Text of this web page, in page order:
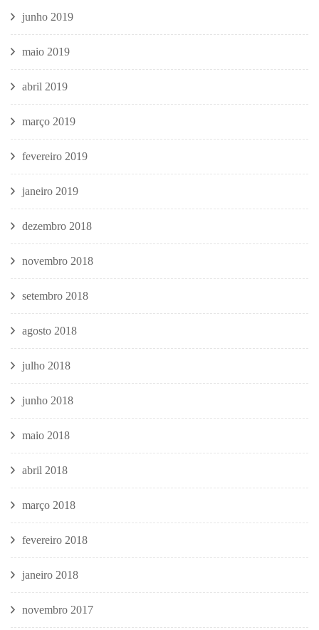
junho 2019
maio 2019
abril 2019
março 2019
fevereiro 2019
janeiro 2019
dezembro 2018
novembro 2018
setembro 2018
agosto 2018
julho 2018
junho 2018
maio 2018
abril 2018
março 2018
fevereiro 2018
janeiro 2018
novembro 2017